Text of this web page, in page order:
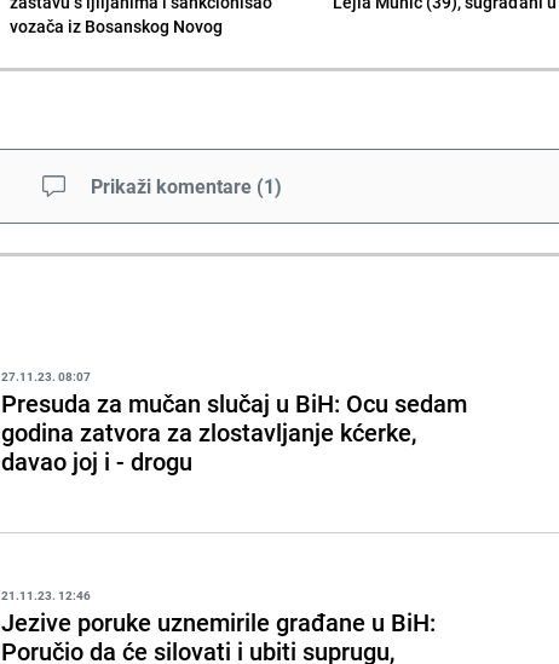
vozača iz Bosanskog Novog
Prikaži komentare (1)
27.11.23. 08:07
Presuda za mučan slučaj u BiH: Ocu sedam
godina zatvora za zlostavljanje kćerke,
davao joj i - drogu
21.11.23. 12:46
Jezive poruke uznemirile građane u BiH:
Poručio da će silovati i ubiti suprugu,